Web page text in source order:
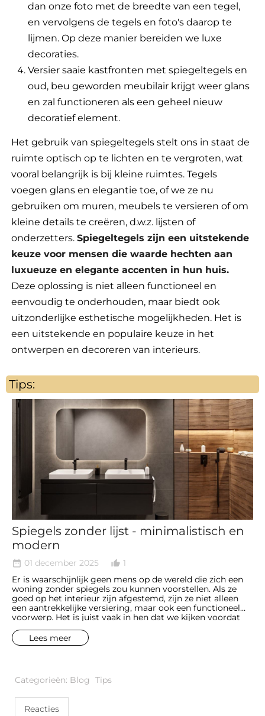
dan onze foto met de breedte van een tegel,
en vervolgens de tegels en foto's daarop te
lijmen. Op deze manier bereiden we luxe
decoraties.
Versier saaie kastfronten met spiegeltegels en
oud, beu geworden meubilair krijgt weer glans
en zal functioneren als een geheel nieuw
decoratief element.
Het gebruik van spiegeltegels stelt ons in staat de
ruimte optisch op te lichten en te vergroten, wat
vooral belangrijk is bij kleine ruimtes. Tegels
voegen glans en elegantie toe, of we ze nu
gebruiken om muren, meubels te versieren of om
kleine details te creëren, d.w.z. lijsten of
onderzetters.Spiegeltegels zijn een uitstekende
keuze voor mensen die waarde hechten aan
luxueuze en elegante accenten in hun huis.
Deze oplossing is niet alleen functioneel en
eenvoudig te onderhouden, maar biedt ook
uitzonderlijke esthetische mogelijkheden. Het is
een uitstekende en populaire keuze in het
ontwerpen en decoreren van interieurs.
Tips:
Spiegels zonder lijst - minimalistisch en
modern
date_range 01 december 2025 thumb_up_alt 1
Er is waarschijnlijk geen mens op de wereld die zich een
woning zonder spiegels zou kunnen voorstellen. Als ze
goed op het interieur zijn afgestemd, zijn ze niet alleen
een aantrekkelijke versiering, maar ook een functioneel
voorwerp. Het is juist vaak in hen dat we kijken voordat
er goed uitzien.
Lees meer
Categorieën: Blog Tips
Reacties